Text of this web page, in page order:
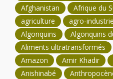
Afghanistan
Afrique du
agriculture
agro-industrie
Algonquins
Algonquins
Aliments ultratransformés
Amazon
Amir Khadir
Anishinabé